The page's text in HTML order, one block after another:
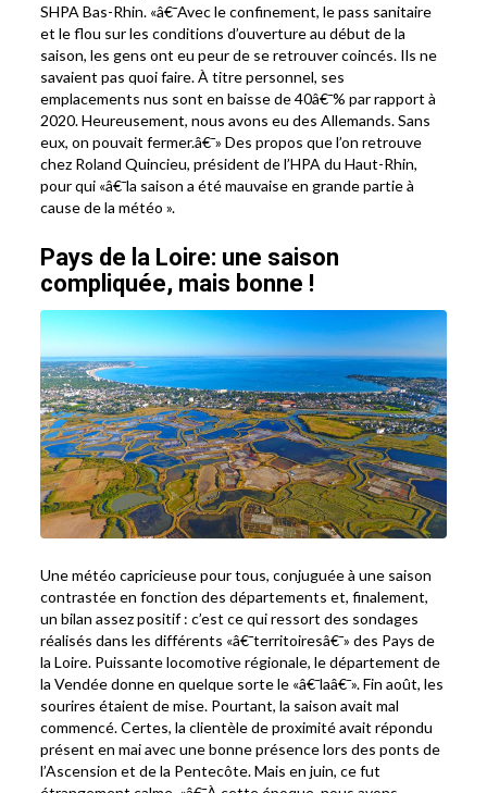
SHPA Bas-Rhin. «â€¯Avec le confinement, le pass sanitaire
et le flou sur les conditions d’ouverture au début de la
saison, les gens ont eu peur de se retrouver coincés. Ils ne
savaient pas quoi faire. À titre personnel, ses
emplacements nus sont en baisse de 40â€¯% par rapport à
2020. Heureusement, nous avons eu des Allemands. Sans
eux, on pouvait fermer.â€¯» Des propos que l’on retrouve
chez Roland Quincieu, président de l’HPA du Haut-Rhin,
pour qui «â€¯la saison a été mauvaise en grande partie à
cause de la météo ».
Pays de la Loire: une saison
compliquée, mais bonne !
Une météo capricieuse pour tous, conjuguée à une saison
contrastée en fonction des départements et, finalement,
un bilan assez positif : c’est ce qui ressort des sondages
réalisés dans les différents «â€¯territoiresâ€¯» des Pays de
la Loire. Puissante locomotive régionale, le département de
la Vendée donne en quelque sorte le «â€¯laâ€¯». Fin août, les
sourires étaient de mise. Pourtant, la saison avait mal
commencé. Certes, la clientèle de proximité avait répondu
présent en mai avec une bonne présence lors des ponts de
l’Ascension et de la Pentecôte. Mais en juin, ce fut